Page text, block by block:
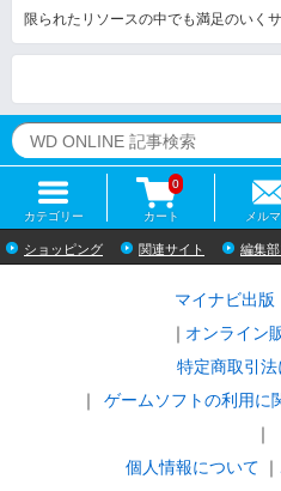
限られたリソースの中でも満足のいく
カテゴリー カート
0
メル
ショッピング 関連サイト 編集
マイナビ出版
オンライン
特定商取引
ゲームソフトの利用に
｜
個人情報について